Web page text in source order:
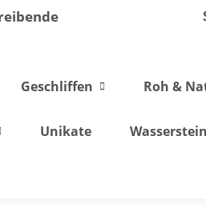
Geschliffen Roh &
Unikate